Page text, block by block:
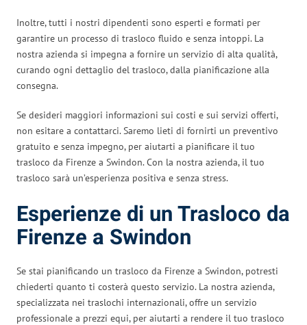
Inoltre, tutti i nostri dipendenti sono esperti e formati per
garantire un processo di trasloco fluido e senza intoppi. La
nostra azienda si impegna a fornire un servizio di alta qualità,
curando ogni dettaglio del trasloco, dalla pianificazione alla
consegna.
Se desideri maggiori informazioni sui costi e sui servizi offerti,
non esitare a contattarci. Saremo lieti di fornirti un preventivo
gratuito e senza impegno, per aiutarti a pianificare il tuo
trasloco da Firenze a Swindon. Con la nostra azienda, il tuo
trasloco sarà un’esperienza positiva e senza stress.
Esperienze di un Trasloco da
Firenze a Swindon
Se stai pianificando un trasloco da Firenze a Swindon, potresti
chiederti quanto ti costerà questo servizio. La nostra azienda,
specializzata nei traslochi internazionali, offre un servizio
professionale a prezzi equi, per aiutarti a rendere il tuo trasloco